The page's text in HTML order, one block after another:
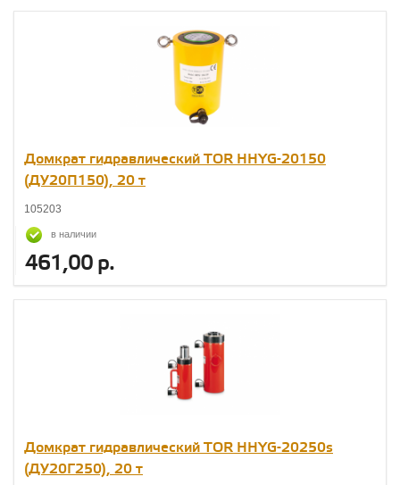
Домкрат гидравлический TOR HHYG-20150
(ДУ20П150), 20 т
105203
в наличии
461,00 р.
Домкрат гидравлический TOR HHYG-20250s
(ДУ20Г250), 20 т